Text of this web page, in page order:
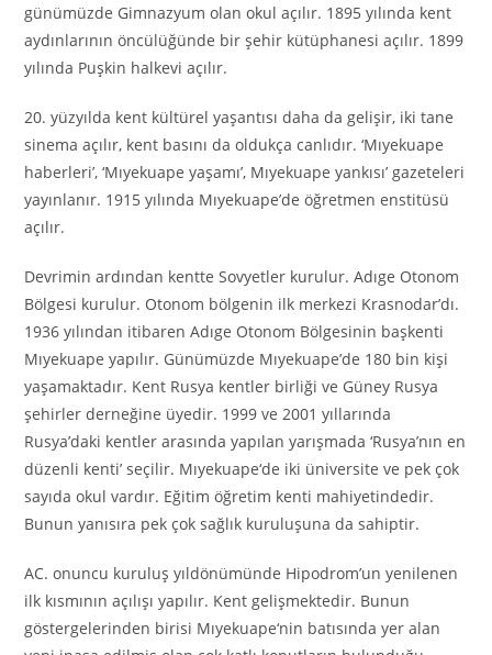
günümüzde Gimnazyum olan okul açılır. 1895 yılında kent
aydınlarının öncülüğünde bir şehir kütüphanesi açılır. 1899
yılında Puşkin halkevi açılır.
20. yüzyılda kent kültürel yaşantısı daha da gelişir, iki tane
sinema açılır, kent basını da oldukça canlıdır. ‘Mıyekuape
haberleri’, ‘Mıyekuape yaşamı’, Mıyekuape yankısı’ gazeteleri
yayınlanır. 1915 yılında Mıyekuape’de öğretmen enstitüsü
açılır.
Devrimin ardından kentte Sovyetler kurulur. Adıge Otonom
Bölgesi kurulur. Otonom bölgenin ilk merkezi Krasnodar’dı.
1936 yılından itibaren Adıge Otonom Bölgesinin başkenti
Mıyekuape yapılır. Günümüzde Mıyekuape’de 180 bin kişi
yaşamaktadır. Kent Rusya kentler birliği ve Güney Rusya
şehirler derneğine üyedir. 1999 ve 2001 yıllarında
Rusya’daki kentler arasında yapılan yarışmada ‘Rusya’nın en
düzenli kenti’ seçilir. Mıyekuape‘de iki üniversite ve pek çok
sayıda okul vardır. Eğitim öğretim kenti mahiyetindedir.
Bunun yanısıra pek çok sağlık kuruluşuna da sahiptir.
AC. onuncu kuruluş yıldönümünde Hipodrom’un yenilenen
ilk kısmının açılışı yapılır. Kent gelişmektedir. Bunun
göstergelerinden birisi Mıyekuape‘nin batısında yer alan